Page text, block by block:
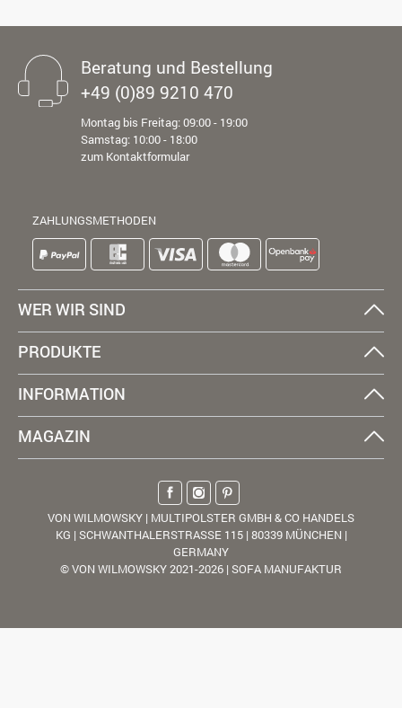
Beratung und Bestellung
+49 (0)89 9210 470
Montag bis Freitag: 09:00 - 19:00
Samstag: 10:00 - 18:00
zum Kontaktformular
ZAHLUNGSMETHODEN
WER WIR SIND
PRODUKTE
INFORMATION
MAGAZIN
VON WILMOWSKY | MULTIPOLSTER GMBH & CO HANDELS
KG | SCHWANTHALERSTRASSE 115 | 80339 MÜNCHEN |
GERMANY
© VON WILMOWSKY 2021-2026 | SOFA MANUFAKTUR